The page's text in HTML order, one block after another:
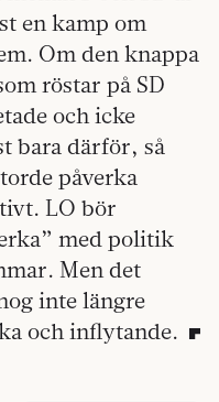
en kamp om
Om den knappa
röstar på SD
och icke
bara därför, så
påverka
LO bör
med politik
Men det
inte längre
och inflytande.